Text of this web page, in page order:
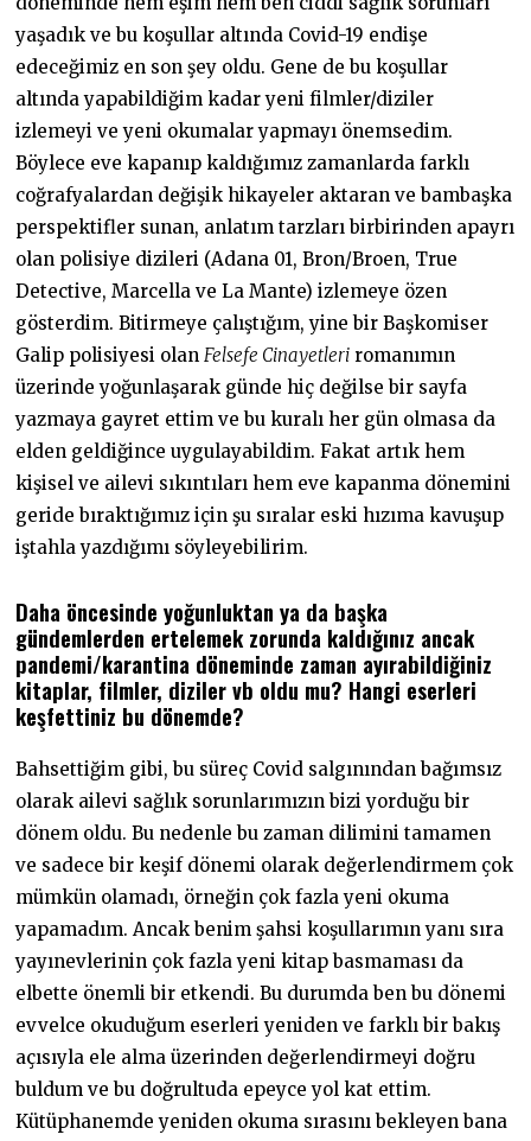
yaşadık ve bu koşullar altında Covid-19 endişe
edeceğimiz en son şey oldu. Gene de bu koşullar
altında yapabildiğim kadar yeni filmler/diziler
izlemeyi ve yeni okumalar yapmayı önemsedim.
Böylece eve kapanıp kaldığımız zamanlarda farklı
coğrafyalardan değişik hikayeler aktaran ve bambaşka
perspektifler sunan, anlatım tarzları birbirinden apayrı
olan polisiye dizileri (Adana 01, Bron/Broen, True
Detective, Marcella ve La Mante) izlemeye özen
gösterdim. Bitirmeye çalıştığım, yine bir Başkomiser
Galip polisiyesi olanFelsefe Cinayetleri romanımın
üzerinde yoğunlaşarak günde hiç değilse bir sayfa
yazmaya gayret ettim ve bu kuralı her gün olmasa da
elden geldiğince uygulayabildim. Fakat artık hem
kişisel ve ailevi sıkıntıları hem eve kapanma dönemini
geride bıraktığımız için şu sıralar eski hızıma kavuşup
iştahla yazdığımı söyleyebilirim.
Daha öncesinde yoğunluktan ya da başka
gündemlerden ertelemek zorunda kaldığınız ancak
pandemi/karantina döneminde zaman ayırabildiğiniz
kitaplar, filmler, diziler vb oldu mu? Hangi eserleri
keşfettiniz bu dönemde?
Bahsettiğim gibi, bu süreç Covid salgınından bağımsız
olarak ailevi sağlık sorunlarımızın bizi yorduğu bir
dönem oldu. Bu nedenle bu zaman dilimini tamamen
ve sadece bir keşif dönemi olarak değerlendirmem çok
mümkün olamadı, örneğin çok fazla yeni okuma
yapamadım. Ancak benim şahsi koşullarımın yanı sıra
yayınevlerinin çok fazla yeni kitap basmaması da
elbette önemli bir etkendi. Bu durumda ben bu dönemi
evvelce okuduğum eserleri yeniden ve farklı bir bakış
açısıyla ele alma üzerinden değerlendirmeyi doğru
buldum ve bu doğrultuda epeyce yol kat ettim.
Kütüphanemde yeniden okuma sırasını bekleyen bana